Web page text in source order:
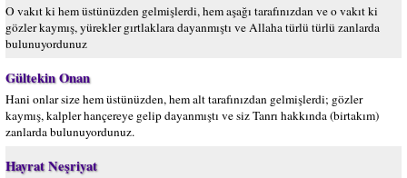
O vakıt ki hem üstünüzden gelmişlerdi, hem aşağı tarafınızdan ve o vakıt ki
gözler kaymış, yürekler gırtlaklara dayanmıştı ve Allaha türlü türlü zanlarda
bulunuyordunuz
Gültekin Onan
Hani onlar size hem üstünüzden, hem alt tarafınızdan gelmişlerdi; gözler
kaymış, kalpler hançereye gelip dayanmıştı ve siz Tanrı hakkında (birtakım)
zanlarda bulunuyordunuz.
Hayrat Neşriyat